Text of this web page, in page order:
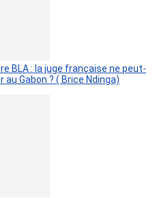
BLA : la juge française ne peut-
au Gabon ? ( Brice Ndinga)